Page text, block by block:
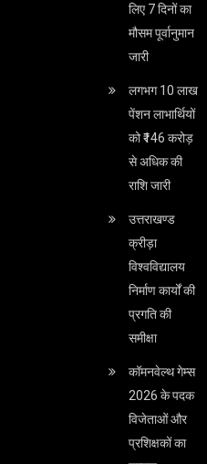
लिए 7 दिनों का
मौसम पूर्वानुमान
जारी
लगभग 10 लाख
पेंशन लाभार्थियों
को ₹146 करोड़
से अधिक की
राशि जारी
उत्तराखण्ड
क्रीड़ा
विश्वविद्यालय
निर्माण कार्यों की
प्रगति की
समीक्षा
कॉमनवेल्थ गेम्स
2026 के पदक
विजेताओं और
प्रशिक्षकों का